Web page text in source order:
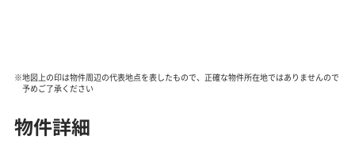
※地図上の印は物件周辺の代表地点を表したもので、正確な物件所在地ではありませんので
予めご了承ください
物件詳細